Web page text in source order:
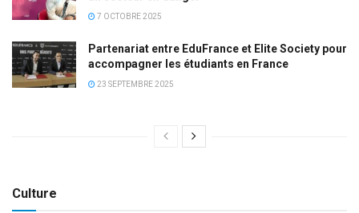
7 OCTOBRE 2025
Partenariat entre EduFrance et Elite Society pour
accompagner les étudiants en France
23 SEPTEMBRE 2025
Culture